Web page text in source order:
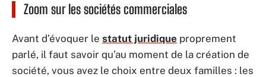
Zoom sur les sociétés commerciales
Avant d’évoquer le statut juridique proprement
parlé, il faut savoir qu’au moment de la création de
société, vous avez le choix entre deux familles : les